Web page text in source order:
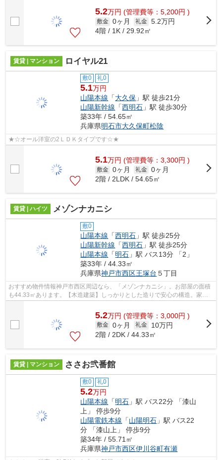
5.2万円 (管理費等：5,200円 )
敷金 0ヶ月 礼金 5.2万円
4階 / 1K / 29.92㎡
賃貸 | マンション ロイヤル21
敷0 礼0
5.1万円
山陽本線 「大久保 」駅 徒歩21分
山陽新幹線 「西明石 」駅 徒歩30分
築33年 / 54.65㎡
兵庫県明石市大久保町松陰
★☆オール洋室の2ＬＤＫタイプです☆★
5.1万円 (管理費等：3,300円 )
敷金 0ヶ月 礼金 0ヶ月
2階 / 2LDK / 54.65㎡
賃貸 | ハイツ メゾンナカニシ
敷0
山陽本線 「西明石 」駅 徒歩25分
山陽新幹線 「西明石 」駅 徒歩25分
山陽本線 「明石 」駅 バス13分 「2」
築33年 / 44.33㎡
兵庫県神戸市西区王塚台 ５丁目
おすすめ物件情報神戸市西区周辺なら、「メゾンナカニシ」。お部屋の面積
も44.33㎡あります。【木造建築】しっかりとした造りで安心の構造。家庭
5.2万円 (管理費等：3,000円 )
敷金 0ヶ月 礼金
10万円
2階 / 2DK / 44.33㎡
賃貸 | マンション ささお弐番館
敷0 礼0
5.2万円
山陽本線 「明石 」駅 バス22分 「漆山
上」 停歩9分
山陽電鉄本線 「山陽明石 」駅 バス22
分 「漆山上」 停歩9分
築34年 / 55.71㎡
兵庫県神戸市西区伊川谷町有瀬